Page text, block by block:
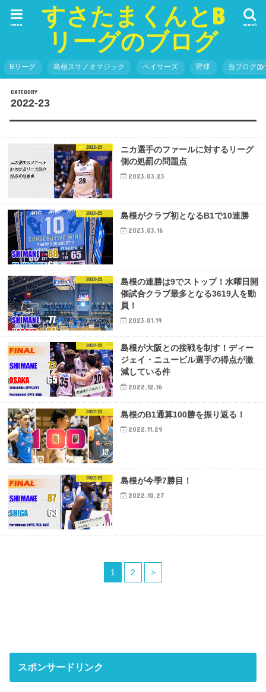
すさたまくんとB
リーグのブログ
search
menu
Bリーグ 島根スサノオマジック ペイサーズ 野球 当ブログに
2022-23
2022-23
ニカ選手のファールに対するリーグ
側の処罰の問題点
2023.03.23
2022-23 島根がクラブ初となるB1で10連勝
2023.03.16
2022-23
島根の連勝は9でストップ！水曜日開
催試合クラブ最多となる3619人を動
員！
2023.01.19
2022-23
島根が大阪との接戦を制す！ディー
ジェイ・ニュービル選手の得点が激
減している件
2022.12.16
2022-23 島根のB1通算100勝を振り返る！
2022.11.29
2022-23 島根が今季7勝目！
2022.10.27
1 2 >
スポンサードリンク